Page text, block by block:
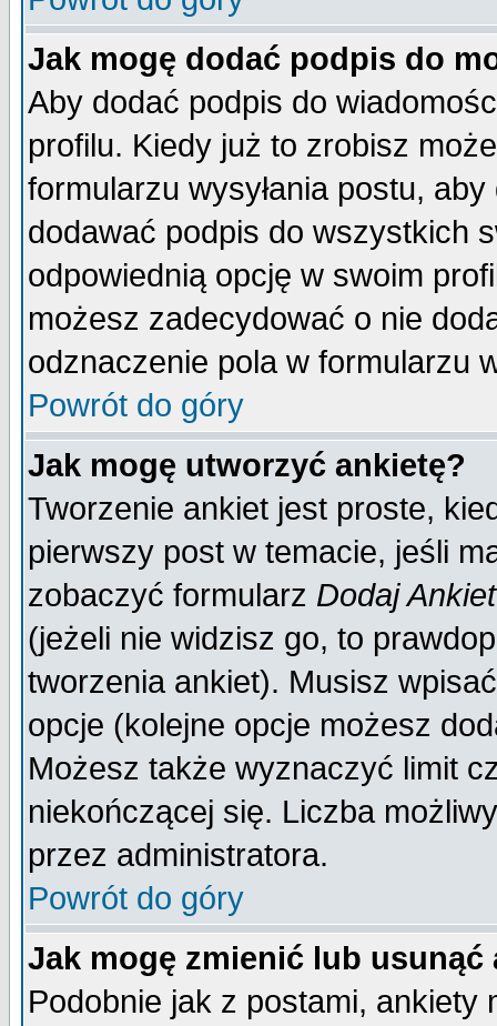
Jak mogę dodać podpis do
Aby dodać podpis do
profilu. Kiedy już to zrobisz
formularzu wysyłania postu,
dodawać podpis do wszystkich
odpowiednią opcję w swoim
możesz zadecydować o nie
odznaczenie pola w formularzu
Powrót do góry
Jak mogę utworzyć ankietę?
Tworzenie ankiet jest proste,
pierwszy post w temacie, jeśli
zobaczyć formularz Dodaj
(jeżeli nie widzisz go, to
tworzenia ankiet). Musisz
opcje (kolejne opcje możesz
Możesz także wyznaczyć limit
niekończącej się. Liczba
przez administratora.
Powrót do góry
Jak mogę zmienić lub usunąć
Podobnie jak z postami,